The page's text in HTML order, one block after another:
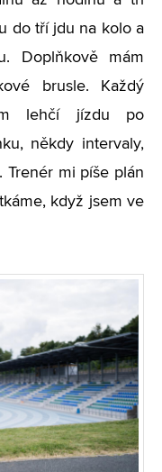
do tří jdu na kolo a
Doplňkově mám
brusle. Každý
lehčí jízdu po
někdy intervaly,
Trenér mi píše plán
když jsem ve